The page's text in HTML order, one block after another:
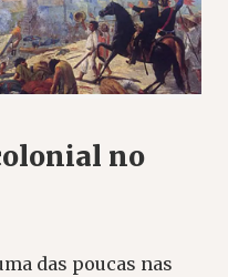
no
das poucas nas